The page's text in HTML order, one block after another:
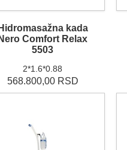
Hidromasažna kada
Nero Comfort Relax
5503
2*1.6*0.88
568.800,00 RSD